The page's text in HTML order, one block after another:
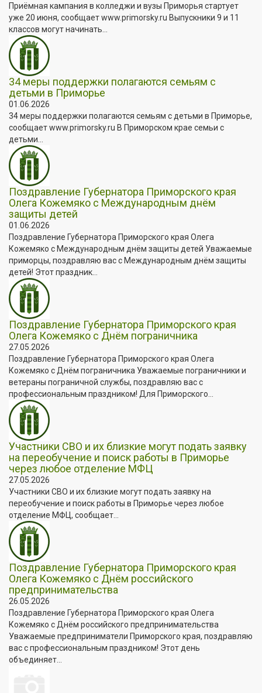
Приёмная кампания в колледжи и вузы Приморья стартует
уже 20 июня, сообщает www.primorsky.ru Выпускники 9 и 11
классов могут начинать...
34 меры поддержки полагаются семьям с
детьми в Приморье
01.06.2026
34 меры поддержки полагаются семьям с детьми в Приморье,
сообщает www.primorsky.ru В Приморском крае семьи с
детьми...
Поздравление Губернатора Приморского края
Олега Кожемяко с Международным днём
защиты детей
01.06.2026
Поздравление Губернатора Приморского края Олега
Кожемяко с Международным днём защиты детей Уважаемые
приморцы, поздравляю вас с Международным днём защиты
детей! Этот праздник...
Поздравление Губернатора Приморского края
Олега Кожемяко с Днём пограничника
27.05.2026
Поздравление Губернатора Приморского края Олега
Кожемяко с Днём пограничника Уважаемые пограничники и
ветераны пограничной службы, поздравляю вас с
профессиональным праздником! Для Приморского...
Участники СВО и их близкие могут подать заявку
на переобучение и поиск работы в Приморье
через любое отделение МФЦ
27.05.2026
Участники СВО и их близкие могут подать заявку на
переобучение и поиск работы в Приморье через любое
отделение МФЦ, сообщает...
Поздравление Губернатора Приморского края
Олега Кожемяко с Днём российского
предпринимательства
26.05.2026
Поздравление Губернатора Приморского края Олега
Кожемяко с Днём российского предпринимательства
Уважаемые предприниматели Приморского края, поздравляю
вас с профессиональным праздником! Этот день
объединяет...